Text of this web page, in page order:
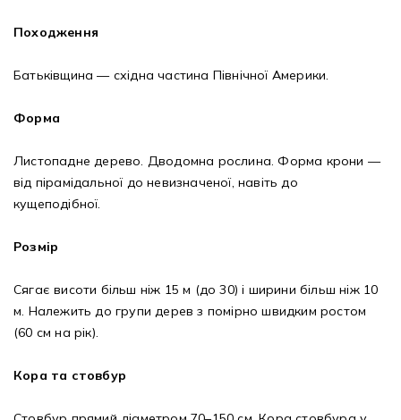
Походження
Батьківщина — східна частина Північної Америки.
Форма
Листопадне дерево. Дводомна рослина. Форма крони —
від пірамідальної до невизначеної, навіть до
кущеподібної.
Розмір
Сягає висоти більш ніж 15 м (до 30) і ширини більш ніж 10
м. Належить до групи дерев з помірно швидким ростом
(60 см на рік).
Кора та стовбур